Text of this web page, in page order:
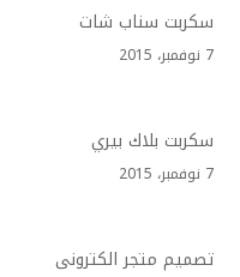
سكربت سناب شات
7 نوفمبر، 2015
سكربت بلاك بيري
7 نوفمبر، 2015
تصميم متجر الكترونى